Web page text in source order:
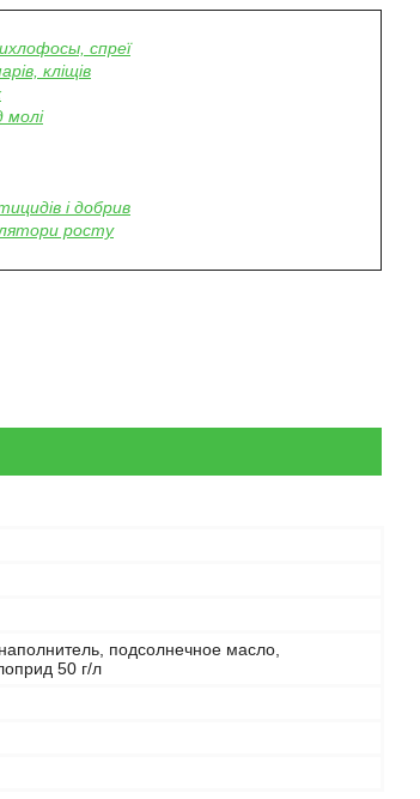
спреї
кліщів
молі
і добрив
росту
подсолнечное масло,
50 г/л